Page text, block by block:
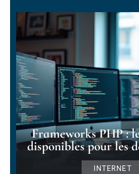
Frameworks PHP :
disponibles pour les
INTERNET